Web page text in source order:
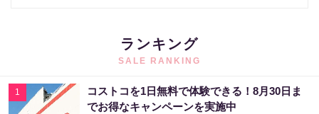
ランキング
SALE RANKING
1
コストコを1日無料で体験できる！8月30日ま
でお得なキャンペーンを実施中